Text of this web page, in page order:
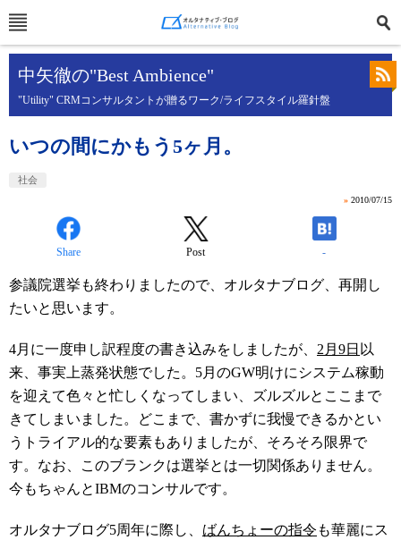
中矢徹の"Best Ambience"
"Utility" CRMコンサルタントが贈るワーク/ライフスタイル羅針盤
いつの間にかもう5ヶ月。
社会
» 2010/07/15
Share Post -
参議院選挙も終わりましたので、オルタナブログ、再開し
たいと思います。
4月に一度申し訳程度の書き込みをしましたが、 2月9日 以
来、事実上蒸発状態でした。5月のGW明けにシステム稼動
を迎えて色々と忙しくなってしまい、ズルズルとここまで
きてしまいました。どこまで、書かずに我慢できるかとい
うトライアル的な要素もありましたが、そろそろ限界で
す。なお、このブランクは選挙とは一切関係ありません。
今もちゃんとIBMのコンサルです。
オルタナブログ5周年に際し、 ばんちょーの指令 も華麗にス